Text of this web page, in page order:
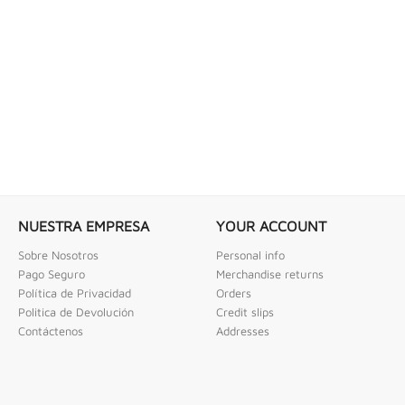
NUESTRA EMPRESA
Sobre Nosotros
Pago Seguro
Política de Privacidad
Politica de Devolución
Contáctenos
YOUR ACCOUNT
Personal info
Merchandise returns
Orders
Credit slips
Addresses